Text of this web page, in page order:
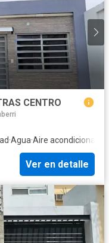
CENTRO
·Agua·Aire acondicionado
Ver en detalle